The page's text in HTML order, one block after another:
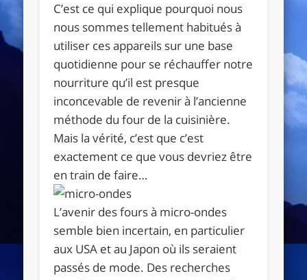
C’est ce qui explique pourquoi nous
nous sommes tellement habitués à
utiliser ces appareils sur une base
quotidienne pour se réchauffer notre
nourriture qu’il est presque
inconcevable de revenir à l’ancienne
méthode du four de la cuisinière.
Mais la vérité, c’est que c’est
exactement ce que vous devriez être
en train de faire…
L’avenir des fours à micro-ondes
semble bien incertain, en particulier
aux USA et au Japon où ils seraient
passés de mode. Des recherches